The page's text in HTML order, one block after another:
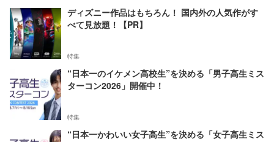
ディズニー作品はもちろん！ 国内外の人気作がす
べて見放題！【PR】
特集
“日本一のイケメン高校生”を決める「男子高生ミス
ターコン2026」開催中！
特集
“日本一かわいい女子高生”を決める「女子高生ミス